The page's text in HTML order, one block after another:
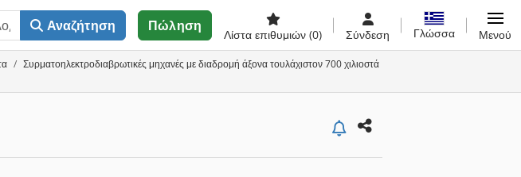
Αναζήτηση Πώληση
Λίστα επιθυμιών (0) Σύνδεση Γλώσσα Μενού
Συρματοηλεκτροδιαβρωτικές μηχανές με διαδρομή άξονα τουλάχιστον 700 χιλιοστά